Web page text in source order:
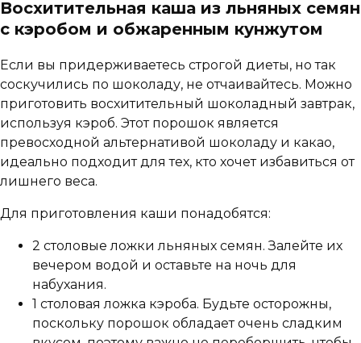
Восхитительная каша из льняных семян
с кэробом и обжаренным кунжутом
Если вы придерживаетесь строгой диеты, но так
соскучились по шоколаду, не отчаивайтесь. Можно
приготовить восхитительный шоколадный завтрак,
используя кэроб. Этот порошок является
превосходной альтернативой шоколаду и какао,
идеально подходит для тех, кто хочет избавиться от
лишнего веса.
Для приготовления каши понадобятся:
2 столовые ложки льняных семян. Залейте их
вечером водой и оставьте на ночь для
набухания.
1 столовая ложка кэроба. Будьте осторожны,
поскольку порошок обладает очень сладким